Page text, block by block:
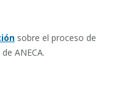
sobre el proceso de
ANECA.